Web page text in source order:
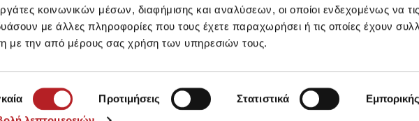
κοινωνικών μέσων, διαφήμισης και αναλύσεων, οι οποίοι ενδεχομένως να
με άλλες πληροφορίες που τους έχετε παραχωρήσει ή τις οποίες έχουν
με την από μέρους σας χρήση των υπηρεσιών τους.
Προτιμήσεις Στατιστικά
Minerva © 2009 - 2026 Minerva, All rights reserved.